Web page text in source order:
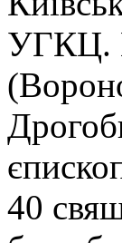
УГКЦ.
40